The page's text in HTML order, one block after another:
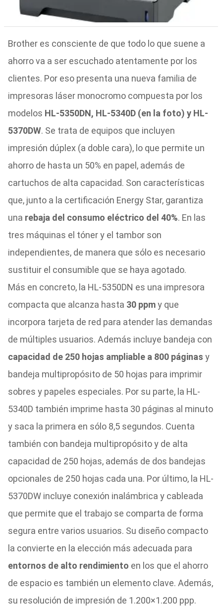
Brother es consciente de que todo lo que suene a
ahorro va a ser escuchado atentamente por los
clientes. Por eso presenta una nueva familia de
impresoras láser monocromo compuesta por los
modelos HL-5350DN, HL-5340D (en la foto) y HL-
5370DW. Se trata de equipos que incluyen
impresión dúplex (a doble cara), lo que permite un
ahorro de hasta un 50% en papel, además de
cartuchos de alta capacidad. Son características
que, junto a la certificación Energy Star, garantiza
una rebaja del consumo eléctrico del 40%. En las
tres máquinas el tóner y el tambor son
independientes, de manera que sólo es necesario
sustituir el consumible que se haya agotado.
Más en concreto, la HL-5350DN es una impresora
compacta que alcanza hasta 30 ppmy que
incorpora tarjeta de red para atender las demandas
de múltiples usuarios. Además incluye bandeja con
capacidad de 250 hojas ampliable a 800 páginas y
bandeja multipropósito de 50 hojas para imprimir
sobres y papeles especiales. Por su parte, la HL-
5340D también imprime hasta 30 páginas al minuto
y saca la primera en sólo 8,5 segundos. Cuenta
también con bandeja multipropósito y de alta
capacidad de 250 hojas, además de dos bandejas
opcionales de 250 hojas cada una. Por último, la HL-
5370DW incluye conexión inalámbrica y cableada
que permite que el trabajo se comparta de forma
segura entre varios usuarios. Su diseño compacto
la convierte en la elección más adecuada para
entornos de alto rendimiento en los que el ahorro
de espacio es también un elemento clave. Además,
su resolución de impresión de 1.200×1.200 ppp.